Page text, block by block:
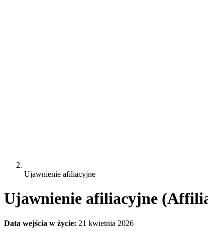
Ujawnienie afiliacyjne
Ujawnienie afiliacyjne
Data wejścia w życie: 21 kwietnia 2026